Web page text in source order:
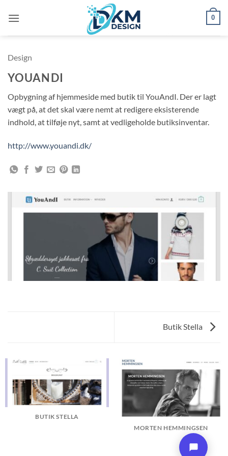
0
Design
YOUANDI
Opbygning af hjemmeside med butik til YouAndI. Der er lagt
vægt på, at det skal være nemt at redigere eksisterende
indhold, at tilføje nyt, samt at vedligeholde butiksinventar.
http://www.youandi.dk/
Butik Stella
BUTIK STELLA
MORTEN HEMMINGSEN